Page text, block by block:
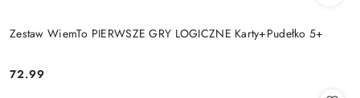
Zestaw WiemTo PIERWSZE GRY LOGICZNE Karty+Pudełko 5+
Cena:
72.99